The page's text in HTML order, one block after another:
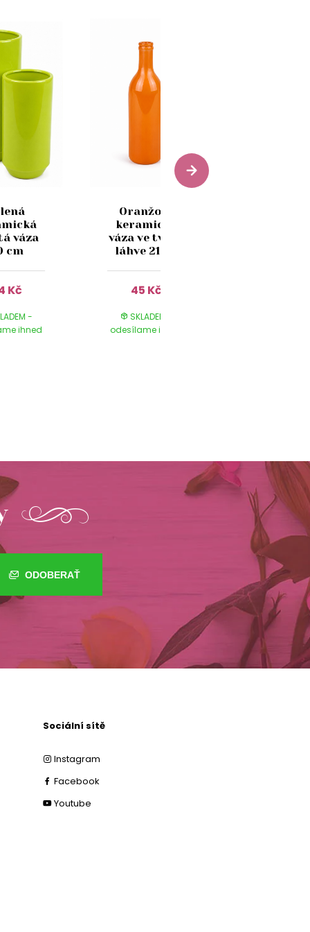
váza
cm
Kč
-
ihned
Oranžová
keramická
váza ve tvaru
láhve 21cm
45 Kč
SKLADEM -
odesílame ihned
ODOBERAŤ
Sociální sítě
Instagram
Facebook
Youtube